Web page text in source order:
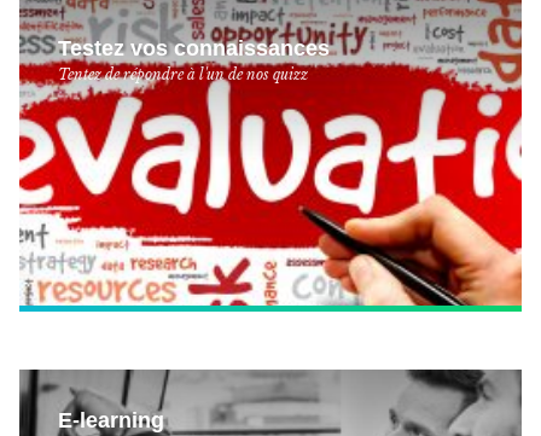
Testez vos connaissances
Tentez de répondre à l'un de nos quizz
E-learning